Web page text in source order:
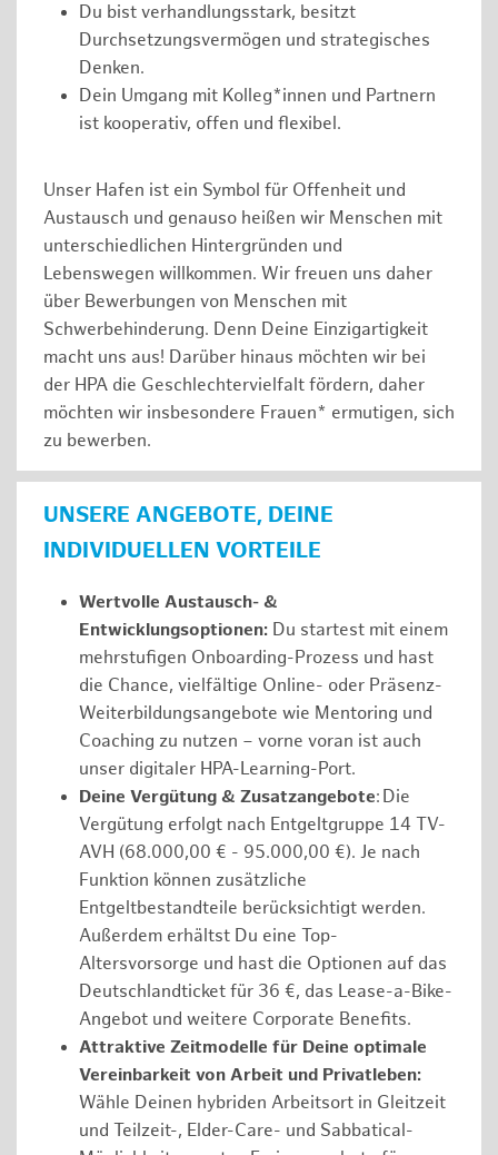
Du bist verhandlungsstark, besitzt
Durchsetzungsvermögen und strategisches
Denken.
Dein Umgang mit Kolleg*innen und Partnern
ist kooperativ, offen und flexibel.
Unser Hafen ist ein Symbol für Offenheit und
Austausch und genauso heißen wir Menschen mit
unterschiedlichen Hintergründen und
Lebenswegen willkommen. Wir freuen uns daher
über Bewerbungen von Menschen mit
Schwerbehinderung. Denn Deine Einzigartigkeit
macht uns aus! Darüber hinaus möchten wir bei
der HPA die Geschlechtervielfalt fördern, daher
möchten wir insbesondere Frauen* ermutigen, sich
zu bewerben.
UNSERE ANGEBOTE, DEINE
INDIVIDUELLEN VORTEILE
Wertvolle Austausch- &
Entwicklungsoptionen: Du startest mit einem
mehrstufigen Onboarding-Prozess und hast
die Chance, vielfältige Online- oder Präsenz-
Weiterbildungsangebote wie Mentoring und
Coaching zu nutzen – vorne voran ist auch
unser digitaler HPA-Learning-Port.
Deine Vergütung & Zusatzangebote: Die
Vergütung erfolgt nach Entgeltgruppe 14 TV-
AVH (68.000,00 € - 95.000,00 €). Je nach
Funktion können zusätzliche
Entgeltbestandteile berücksichtigt werden.
Außerdem erhältst Du eine Top-
Altersvorsorge und hast die Optionen auf das
Deutschlandticket für 36 €, das Lease-a-Bike-
Angebot und weitere Corporate Benefits.
Attraktive Zeitmodelle für Deine optimale
Vereinbarkeit von Arbeit und Privatleben:
Wähle Deinen hybriden Arbeitsort in Gleitzeit
und Teilzeit-, Elder-Care- und Sabbatical-